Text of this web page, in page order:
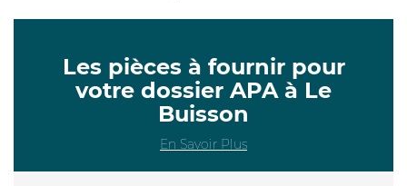
Les pièces à fournir pour
votre dossier APA à Le
Buisson
En Savoir Plus